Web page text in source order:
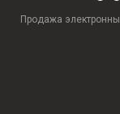
Продажа